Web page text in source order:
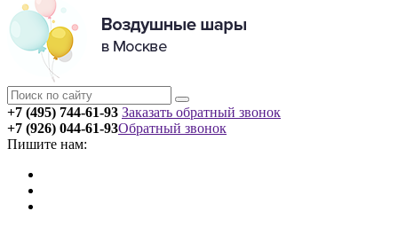
+7 (495) 744-61-93 Заказать обратный звонок
+7 (926) 044-61-93
Пишите нам:
Обратный звонок